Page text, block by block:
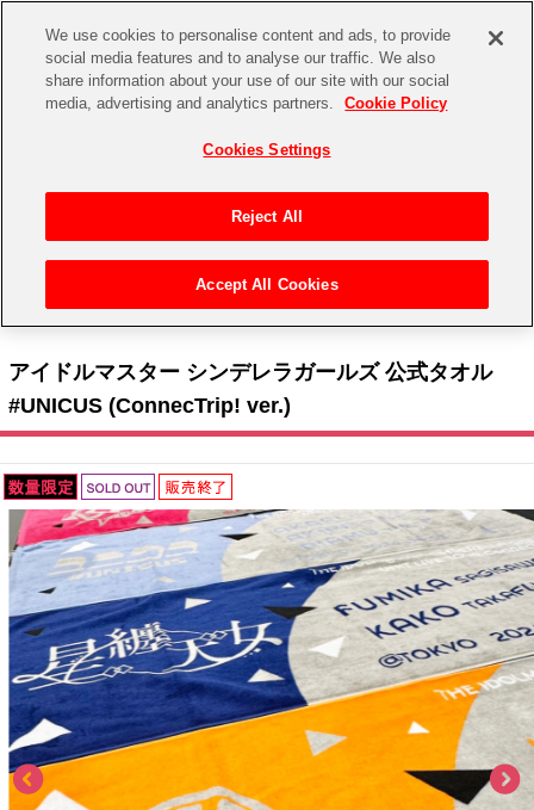
CHANNEL STORE EVENT
ゲーム 電子書籍
EVENT
ASOBI TICKET ASOBI STAGE
その他先行受付
プレミアム会員とは
アイドルマスターシリーズ
アイドルマスター
アイドルマスター SideM
アイドルマスター シャイニーカラーズ
学園アイドルマスター
プロジェクトアイマス ヴイアライヴ
テイルズ オブ シリーズ
電音部
鉄拳
太鼓の達人
イベントグッズ
トイ・ホビー
> THE IDOLM@STER CINDERELLA GIRLS UNIT LIVE TOUR ConnecTrip! 石川公
アイドルマスター シンデレラガールズ 公式タオル
#UNICUS (ConnecTrip! ver.)
We use cookies to personalise content and ads, to provide
social media features and to analyse our traffic. We also
share information about your use of our site with our social
media, advertising and analytics partners.
Cookie Policy
Cookies Settings
Reject All
Accept All Cookies